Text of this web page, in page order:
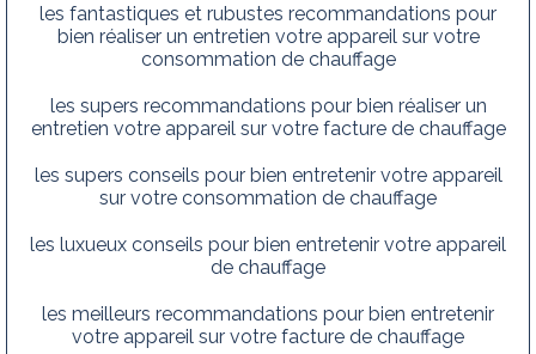
les fantastiques et rubustes recommandations pour
bien réaliser un entretien votre appareil sur votre
consommation de chauffage
les supers recommandations pour bien réaliser un
entretien votre appareil sur votre facture de chauffage
les supers conseils pour bien entretenir votre appareil
sur votre consommation de chauffage
les luxueux conseils pour bien entretenir votre appareil
de chauffage
les meilleurs recommandations pour bien entretenir
votre appareil sur votre facture de chauffage